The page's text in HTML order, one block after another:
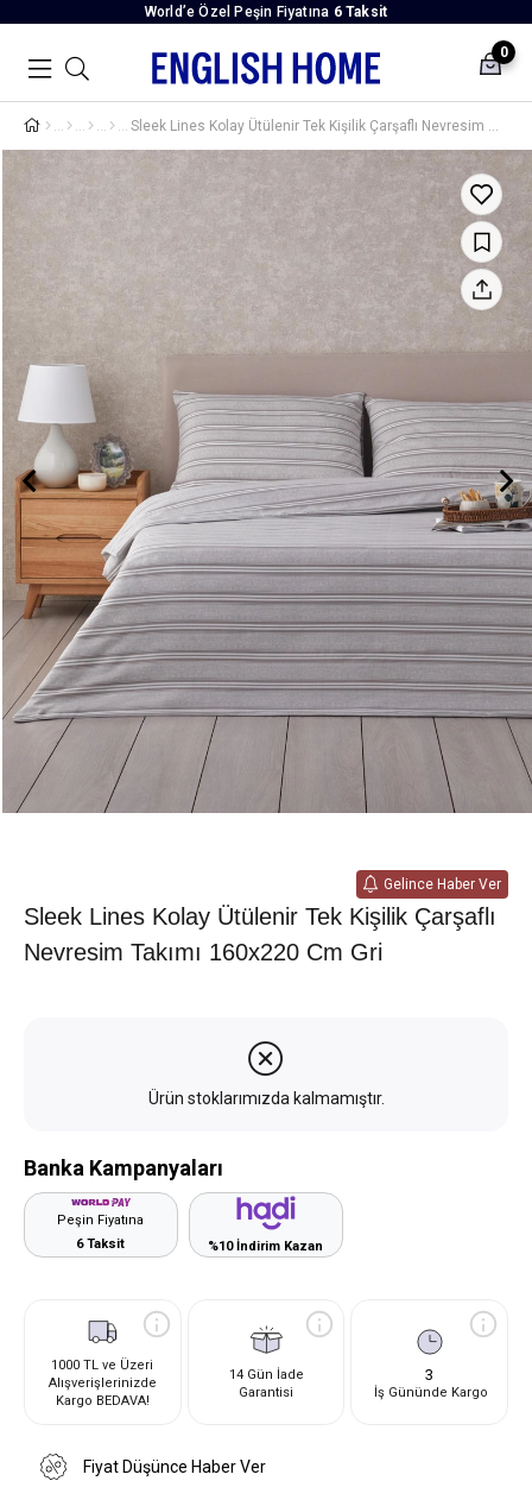
World’e Özel Peşin Fiyatına 6 Taksit
0
Sleek Lines Kolay Ütülenir Tek Kişilik Çarşaflı Nevresim Takımı 160x220 cm Gri
Gelince Haber Ver
Sleek Lines Kolay Ütülenir Tek Kişilik Çarşaflı
Nevresim Takımı 160x220 Cm Gri
Ürün stoklarımızda kalmamıştır.
Banka Kampanyaları
Peşin Fiyatına
6 Taksit
%10 İndirim Kazan
1000 TL ve Üzeri
Alışverişlerinizde
Kargo BEDAVA!
14 Gün İade
Garantisi
3
İş Gününde Kargo
Fiyat Düşünce Haber Ver